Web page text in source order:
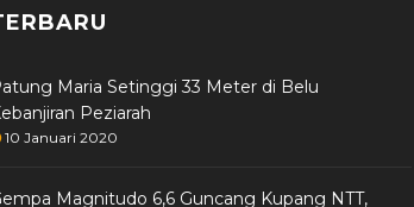
Maria Setinggi 33 Meter di Belu
Peziarah
10 Januari 2020
Magnitudo 6,6 Guncang Kupang NTT,